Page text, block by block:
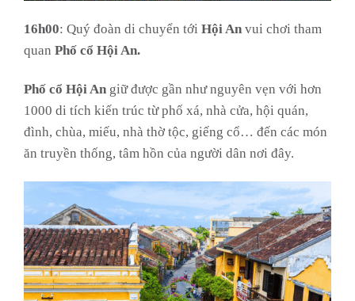
16h00: Quý đoàn di chuyển tới Hội An vui chơi tham
quan Phố cổ Hội An.
Phố cổ Hội An giữ được gần như nguyên vẹn với hơn
1000 di tích kiến trúc từ phố xá, nhà cửa, hội quán,
đình, chùa, miếu, nhà thờ tộc, giếng cổ… đến các món
ăn truyền thống, tâm hồn của người dân nơi đây.